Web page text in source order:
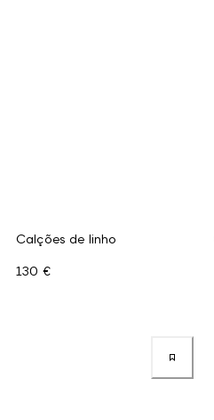
Calções de linho
130 €